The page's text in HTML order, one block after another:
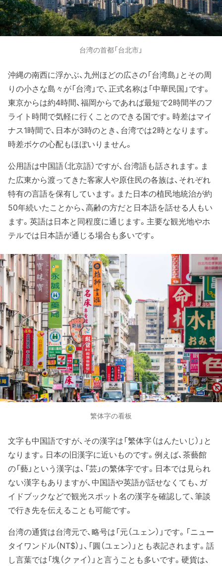
台湾の首都「台北市」
沖縄の南西に浮かぶ、九州ほどの広さの「台湾島」とその周
りの小さな島々が「台湾」で、正式名称は「中華民国」です。
東京からは約4時間、福岡からであれば最短で2時間半のフ
ライト時間で気軽に行くことのできる国です。時差はマイ
ナス1時間で、日本が3時のとき、台湾では2時となります。
時差ボケの心配もほぼいりません。
公用語は中国語（北京語）ですが、台湾語も話されます。ま
た広東から渡ってきた客家人や原住民の各族は、それぞれ
特有の言語を保有しています。また日本の植民地統治が約
50年続いたことから、高齢の方だと日本語を話せる人もい
ます。英語は日本と同程度に通じます。主要な観光地やホ
テルでは日本語が通じる場合も多いです。
繁体字の看板
文字も中国語ですが、その漢字は「繁体字（はんたいじ）」と
なります。日本の旧漢字に近いものです。例えば、茶藝館
の「藝」という漢字は、「芸」の繁体字です。日本では見られ
ない漢字もありますが、中国語や英語が話せなくても、ガ
イドブックなどで観光スポット名の漢字を確認して、筆談
で行き先を伝えることも可能です。
台湾の通貨は台湾元で、略号は「元（ユェン）」です。「ニュー
タイワンドル（NT$）」、「圓（ユェン）」とも表記されます。話
し言葉では「塊（クァイ）」と言うことも多いです。硬貨は、